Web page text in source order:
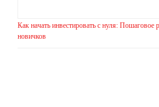
Как начать инвестировать с нуля: Пошаговое
новичков